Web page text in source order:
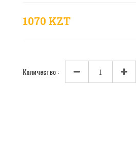
1070 KZT
Количество :